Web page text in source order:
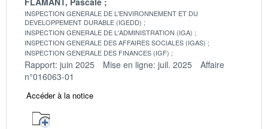
INSPECTION GENERALE DE L'ENVIRONNEMENT ET DU
DEVELOPPEMENT DURABLE (IGEDD)
INSPECTION GENERALE DE L'ADMINISTRATION (IGA)
INSPECTION GENERALE DES AFFAIRES SOCIALES (IGAS)
INSPECTION GENERALE DES FINANCES (IGF)
Rapport: juin 2025 Mise en ligne: juil. 2025
Affaire
n°016063-01
Accéder à la notice